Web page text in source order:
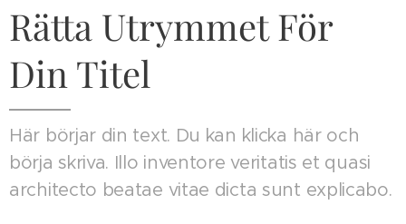
Rätta Utrymmet För
Din Titel
Här börjar din text. Du kan klicka här och
börja skriva. Illo inventore veritatis et quasi
architecto beatae vitae dicta sunt explicabo.